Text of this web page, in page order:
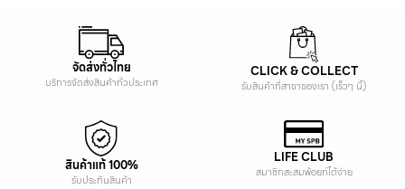
จัดส่งทั่วไทย
บริการจัดส่งสินค้าทั่วประเทศ
CLICK & COLLECT
รับสินค้าที่สาขาของเรา (เร็วๆ นี้)
สินค้าแท้ 100%
รับประกันสินค้า
LIFE CLUB
สมาชิกสะสมพ้อยท์ได้ง่าย